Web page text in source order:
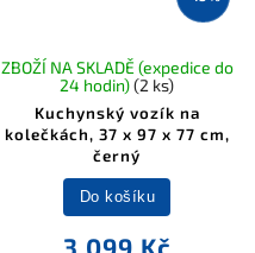
Kuchynský vozík na
kolečkách, 37 x 97 x 77 cm,
černý
ZBOŽÍ NA SKLADĚ (expedice do
24 hodin)(2 ks)
3 099 Kč
Do košíku